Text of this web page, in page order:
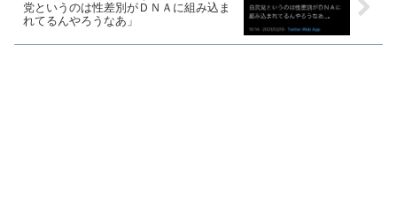
党というのは性差別がＤＮＡに組み込ま
れてるんやろうなあ」